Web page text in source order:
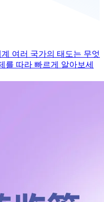
여러 국가의 태도는 무엇
를 따라 빠르게 알아보세